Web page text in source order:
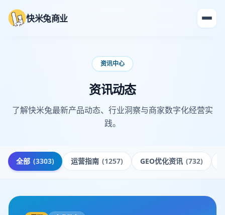
快米兔商业
资讯中心
资讯动态
了解快米兔最新产品动态、行业洞察与商家数字化经营实
践。
全部 (3303) 运营指南 (1257) GEO优化资讯 (732)